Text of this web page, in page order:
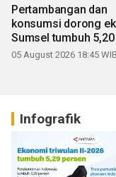
Pertambangan dan
konsumsi dorong
Sumsel tumbuh
05 August 2026 18:45 WIB
Infografik